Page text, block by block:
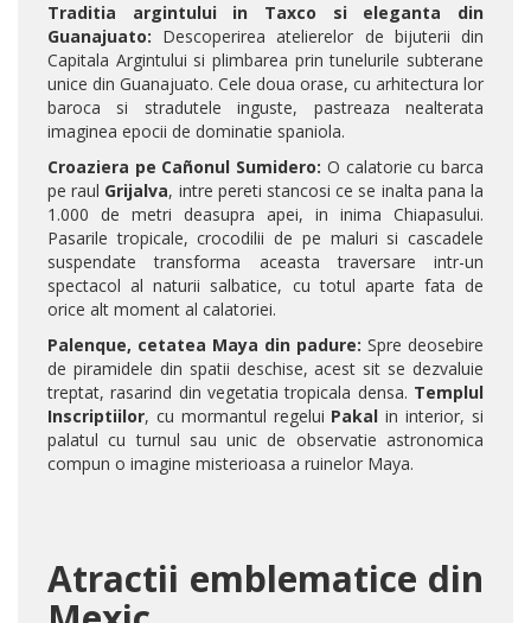
Traditia argintului in Taxco si eleganta din
Guanajuato: Descoperirea atelierelor de bijuterii din
Capitala Argintului si plimbarea prin tunelurile subterane
unice din Guanajuato. Cele doua orase, cu arhitectura lor
baroca si stradutele inguste, pastreaza nealterata
imaginea epocii de dominatie spaniola.
Croaziera pe Cañonul Sumidero: O calatorie cu barca
pe raul Grijalva, intre pereti stancosi ce se inalta pana la
1.000 de metri deasupra apei, in inima Chiapasului.
Pasarile tropicale, crocodilii de pe maluri si cascadele
suspendate transforma aceasta traversare intr-un
spectacol al naturii salbatice, cu totul aparte fata de
orice alt moment al calatoriei.
Palenque, cetatea Maya din padure: Spre deosebire
de piramidele din spatii deschise, acest sit se dezvaluie
treptat, rasarind din vegetatia tropicala densa. Templul
Inscriptiilor, cu mormantul regelui Pakal in interior, si
palatul cu turnul sau unic de observatie astronomica
compun o imagine misterioasa a ruinelor Maya.
Atractii emblematice din